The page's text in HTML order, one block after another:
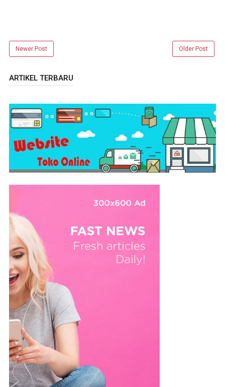
Newer Post Older Post
ARTIKEL TERBARU